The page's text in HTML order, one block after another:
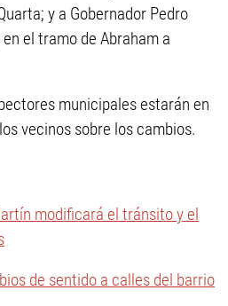
y a Gobernador Pedro
el tramo de Abraham a
municipales estarán en
vecinos sobre los cambios.
modificará el tránsito y el
de sentido a calles del barrio